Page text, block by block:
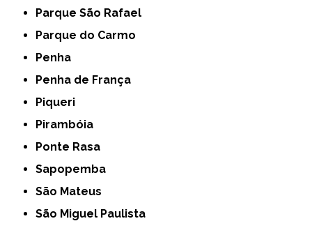
Parque São Rafael
Parque do Carmo
Penha
Penha de França
Piqueri
Pirambóia
Ponte Rasa
Sapopemba
São Mateus
São Miguel Paulista